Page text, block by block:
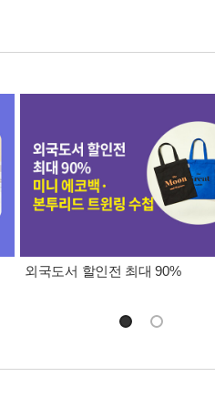
외국도서 할인전 최대 90%